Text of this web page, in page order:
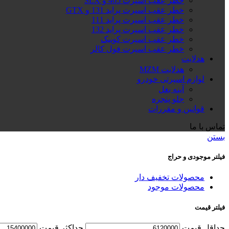
خطر عقب اسپرت پراید 131 و GTX
خطر عقب اسپرت پراید 111
خطر عقب اسپرت پراید 132
خطر عقب اسپرت کوییک
خطر عقب اسپرت فول کالر
هدلایت
هدلایت MZM
لوازم اسپرتی خودرو
آینه بغل
جلو پنجره
قوانین و مقررات
تماس با ما
بستن
فیلتر موجودی و حراج
محصولات تخفیف دار
محصولات موجود
فیلتر قیمت